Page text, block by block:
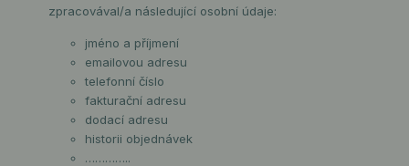
zpracovával/a následující osobní údaje:
jméno a příjmení
emailovou adresu
telefonní číslo
fakturační adresu
dodací adresu
historii objednávek
…………..